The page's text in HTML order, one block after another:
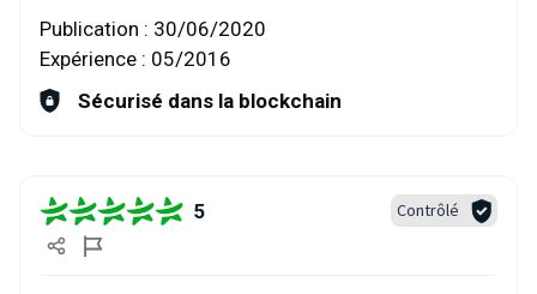
Publication : 30/06/2020
Expérience : 05/2016
Sécurisé dans la blockchain
5 Contrôlé